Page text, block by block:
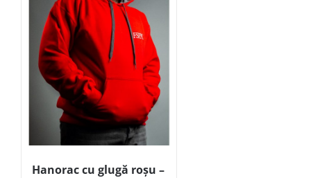
Hanorac cu glugă roșu –